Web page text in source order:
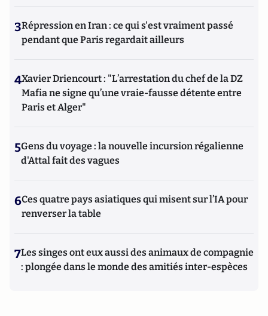
3Répression en Iran : ce qui s'est vraiment passé
pendant que Paris regardait ailleurs
4Xavier Driencourt : "L’arrestation du chef de la DZ
Mafia ne signe qu’une vraie-fausse détente entre
Paris et Alger"
5Gens du voyage : la nouvelle incursion régalienne
d'Attal fait des vagues
6Ces quatre pays asiatiques qui misent sur l’IA pour
renverser la table
7Les singes ont eux aussi des animaux de compagnie
: plongée dans le monde des amitiés inter-espèces